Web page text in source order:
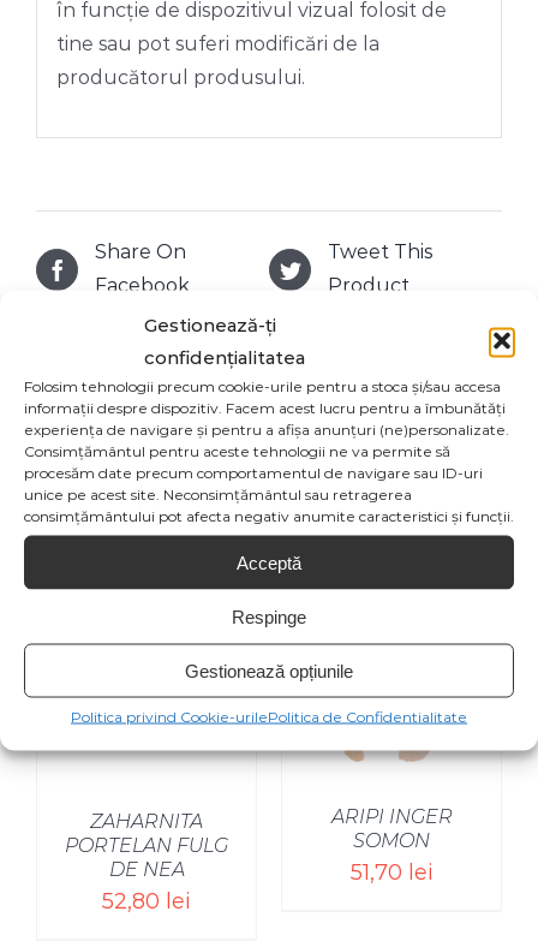
Gestionează-ți
confidențialitatea
Folosim tehnologii precum cookie-urile pentru a stoca și/sau accesa
informații despre dispozitiv. Facem acest lucru pentru a îmbunătăți
experiența de navigare și pentru a afișa anunțuri (ne)personalizate.
Consimțământul pentru aceste tehnologii ne va permite să
procesăm date precum comportamentul de navigare sau ID-uri
unice pe acest site. Neconsimțământul sau retragerea
consimțământului pot afecta negativ anumite caracteristici și funcții.
Acceptă
Respinge
Gestionează opțiunile
Politica privind Cookie-urilePolitica de Confidentialitate
în funcție de dispozitivul vizual folosit de
tine sau pot suferi modificări de la
producătorul produsului.
Share On
Facebook
Tweet This
Product
Pin This Product
Product
Produse similare
ZAHARNITA
PORTELAN FULG
DE NEA
52,80 lei
SELECT OPTIONS
/
ARIPI INGER
SOMON
51,70 lei